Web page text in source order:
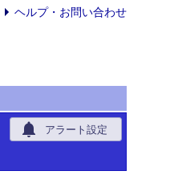
ヘルプ・お問い合わせ
notifications アラート設定